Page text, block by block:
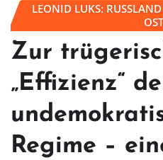
LEONID LUKS:
OST
Zur
„Effizienz“
Regime –